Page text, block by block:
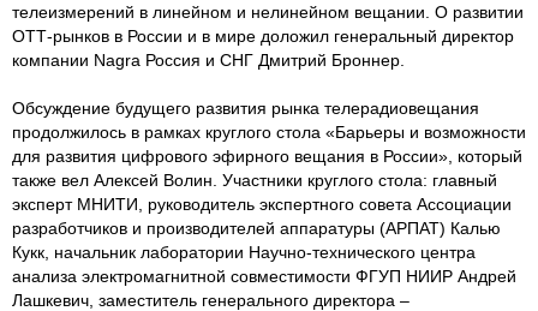
телеизмерений в линейном и нелинейном вещании. О развитии
ОТТ-рынков в России и в мире доложил генеральный директор
компании Nagra Россия и СНГ Дмитрий Броннер.
Обсуждение будущего развития рынка телерадиовещания
продолжилось в рамках круглого стола «Барьеры и возможности
для развития цифрового эфирного вещания в России», который
также вел Алексей Волин. Участники круглого стола: главный
эксперт МНИТИ, руководитель экспертного совета Ассоциации
разработчиков и производителей аппаратуры (АРПАТ) Калью
Кукк, начальник лаборатории Научно-технического центра
анализа электромагнитной совместимости ФГУП НИИР Андрей
Лашкевич, заместитель генерального директора –